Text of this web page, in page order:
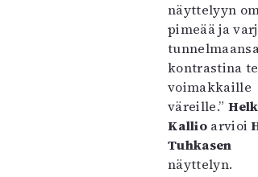
näyttelyyn
pimeää ja
kontrastina
voimakkaille
väreille.”
Kallioarvioi
Tuhkasen
näyttelyn.